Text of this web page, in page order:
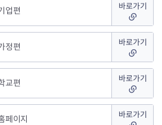
업편 바로가기
정편 바로가기
교편 바로가기
페이지 바로가기